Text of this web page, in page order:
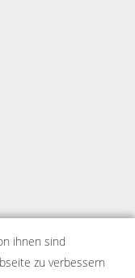
ihnen sind
zu verbessern